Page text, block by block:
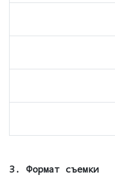
3. Формат съемки